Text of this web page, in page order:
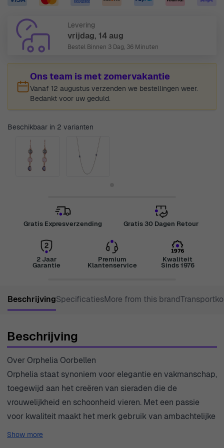
Levering
vrijdag, 14 aug
Bestel Binnen 3 Dag, 36 Minuten
Ons team is met zomervakantie
Vanaf 12 augustus verzenden we bestellingen weer.
Bedankt voor uw geduld.
Beschikbaar in 2 varianten
Gratis Expresverzending Gratis 30 Dagen Retour
2 Jaar
Garantie
Premium
Klantenservice
Kwaliteit
Sinds 1976
BeschrijvingSpecificatiesMore from this brand
Beschrijving
Over Orphelia Oorbellen
Orphelia staat synoniem voor elegantie en vakmanschap,
toegewijd aan het creëren van sieraden die de
vrouwelijkheid en schoonheid vieren. Met een passie
voor kwaliteit maakt het merk gebruik van ambachtelijke
technieken en moderne innovaties om onberispelijke
Show more